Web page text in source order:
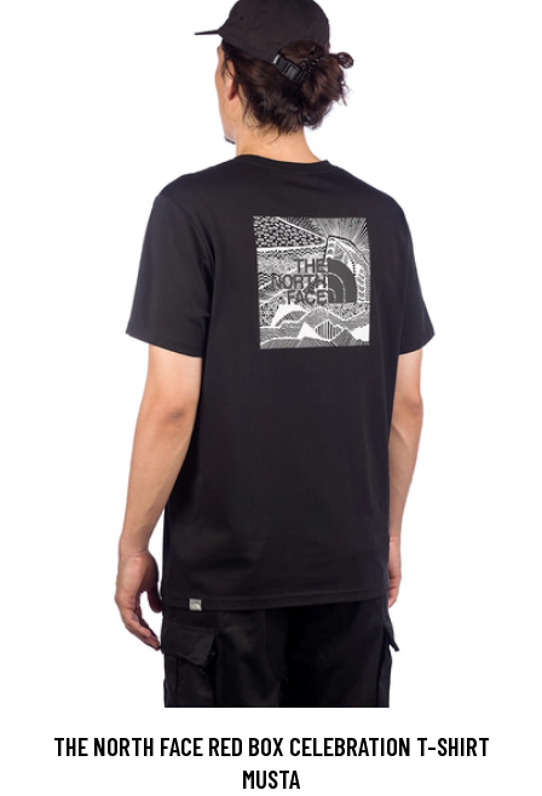
THE NORTH FACE RED BOX CELEBRATION T-SHIRT
MUSTA